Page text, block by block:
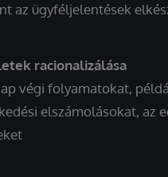
az ügyféljelentések
racionalizálása
végi folyamatokat,
elszámolásokat, az